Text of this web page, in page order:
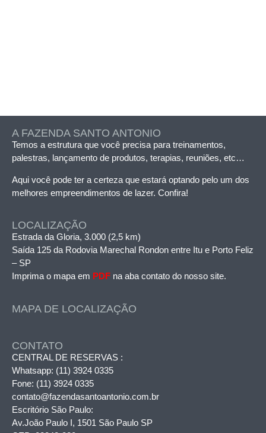
A FAZENDA SANTO ANTONIO
Temos a estrutura que você precisa para treinamentos,
palestras, lançamento de produtos, terapias, reuniões, etc…
Aqui você pode ter a certeza que estará optando pelo um dos
melhores empreendimentos de lazer. Confira!
LOCALIZAÇÃO
Estrada da Gloria, 3.000 (2,5 km)
Saída 125 da Rodovia Marechal Rondon entre Itu e Porto Feliz
– SP
Imprima o mapa em PDF na aba contato do nosso site.
MAPA DE LOCALIZAÇÃO
CONTATO
CENTRAL DE RESERVAS :
Whatsapp: (11) 3924 0335
Fone: (11) 3924 0335
contato@fazendasantoantonio.com.br
Escritório São Paulo:
Av.João Paulo I, 1501 São Paulo SP